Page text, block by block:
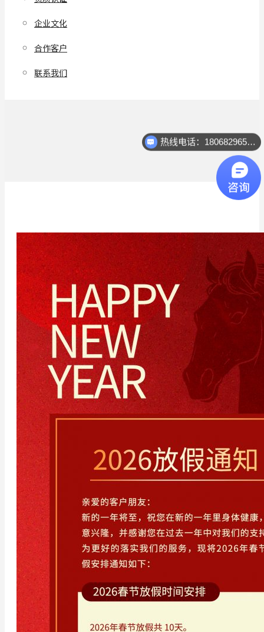
企业文化
合作客户
联系我们
热线电话：18068296512